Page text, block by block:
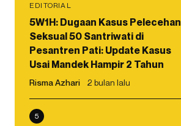
EDITORIAL
5W1H: Dugaan Kasus Pelecehan
Seksual 50 Santriwati di
Pesantren Pati: Update Kasus
Usai Mandek Hampir 2 Tahun
Risma Azhari 2 bulan lalu
5